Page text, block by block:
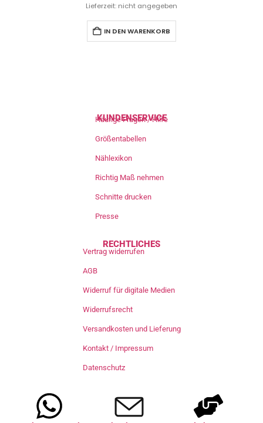
Lieferzeit: nicht angegeben
IN DEN WARENKORB
KUNDENSERVICE
Häufige Fragen / Hilfe
Größentabellen
Nählexikon
Richtig Maß nehmen
Schnitte drucken
Presse
RECHTLICHES
Vertrag widerrufen
AGB
Widerruf für digitale Medien
Widerrufsrecht
Versandkosten und Lieferung
Kontakt / Impressum
Datenschutz